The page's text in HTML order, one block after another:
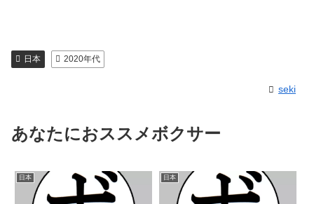
日本 2020年代
seki
あなたにおススメボクサー
日本 日本